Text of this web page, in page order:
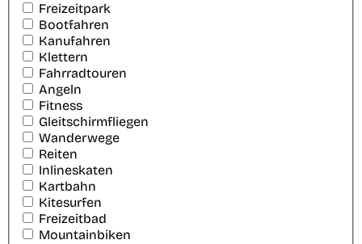
Freizeitpark
Bootfahren
Kanufahren
Klettern
Fahrradtouren
Angeln
Fitness
Gleitschirmfliegen
Wanderwege
Reiten
Inlineskaten
Kartbahn
Kitesurfen
Freizeitbad
Mountainbiken